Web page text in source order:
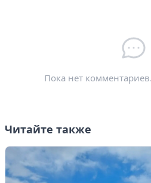
Пока нет
Читайте также